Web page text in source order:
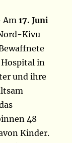
Am17. Juni
Kivu
in
und ihre
48
Kinder.